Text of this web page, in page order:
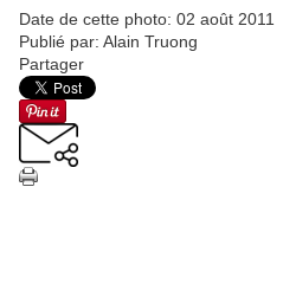
Date de cette photo: 02 août 2011
Publié par: Alain Truong
Partager